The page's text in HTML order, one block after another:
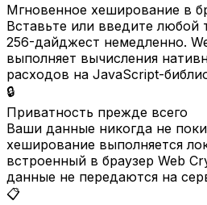
Мгновенное хеширование в
Вставьте или введите любой
256-дайджест немедленно.
выполняет вычисления
расходов на JavaScript-
🔒
Приватность прежде всего
Ваши данные никогда не
хеширование выполняется
встроенный в браузер Web
данные не передаются на
📋